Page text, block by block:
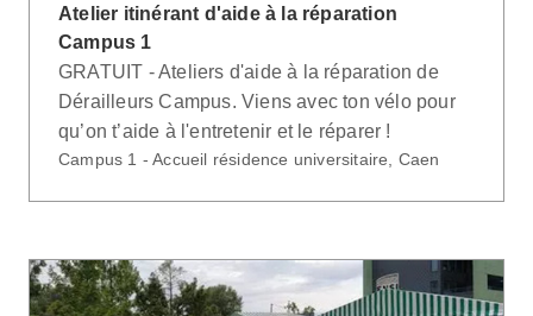
Atelier itinérant d'aide à la réparation
Campus 1
GRATUIT - Ateliers d'aide à la réparation de
Dérailleurs Campus. Viens avec ton vélo pour
qu’on t’aide à l'entretenir et le réparer !
Campus 1 - Accueil résidence universitaire, Caen